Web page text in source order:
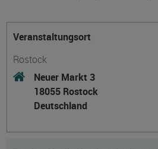
Veranstaltungsort
Rostock
Neuer Markt 3
18055 Rostock
Deutschland